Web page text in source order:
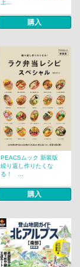
上...
購入
PEACSムック 新装版
繰り返し作りたくな
る！ ...
購入